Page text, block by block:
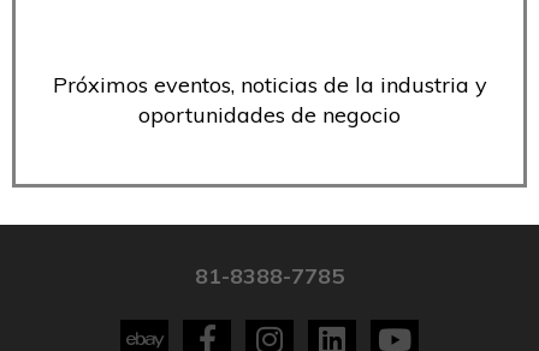
Próximos eventos, noticias de la industria y
oportunidades de negocio
81-8388-7785